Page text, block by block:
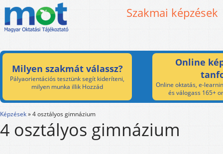
Szakmai képzések
Milyen szakmát válassz?
Pályaorientációs tesztünk segít kideríteni,
milyen munka illik Hozzád
Online
Online oktatás, e-
és válogass 165+
Képzések»4 osztályos gimnázium
4 osztályos gimnázium